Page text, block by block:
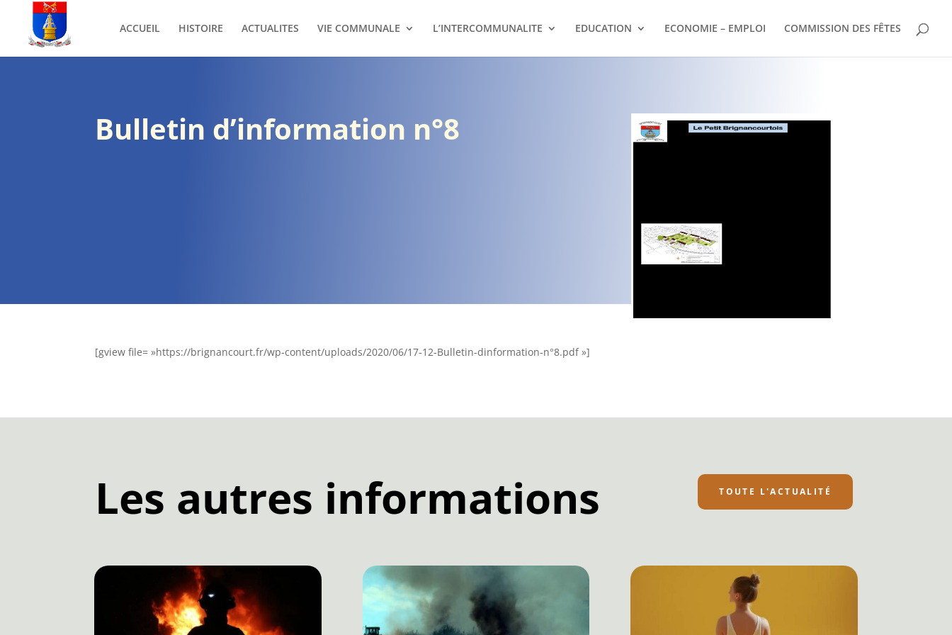
ACCUEIL HISTOIRE ACTUALITES VIE COMMUNALE L’INTERCOMMUNALITE EDUCATION ECONOMIE – EMPLOI COMMISSION DES FÊTES
Bulletin d’information n°8
[gview file= »https://brignancourt.fr/wp-content/uploads/2020/06/17-12-Bulletin-dinformation-n°8.pdf »]
Les autres informations TOUTE L'ACTUALITÉ